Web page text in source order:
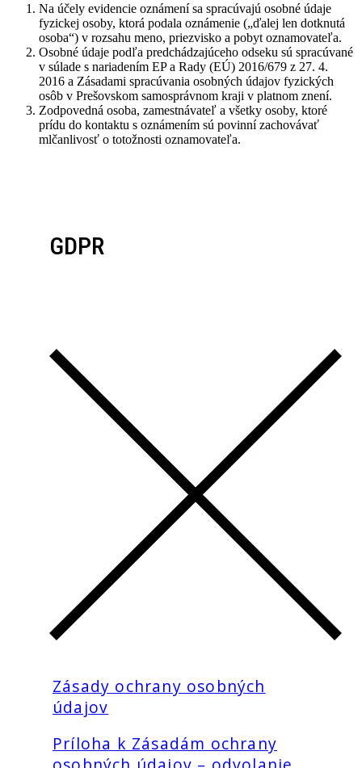
Na účely evidencie oznámení sa spracúvajú osobné údaje
fyzickej osoby, ktorá podala oznámenie („ďalej len dotknutá
osoba“) v rozsahu meno, priezvisko a pobyt oznamovateľa.
Osobné údaje podľa predchádzajúceho odseku sú spracúvané
v súlade s nariadením EP a Rady (EÚ) 2016/679 z 27. 4.
2016 a Zásadami spracúvania osobných údajov fyzických
osôb v Prešovskom samosprávnom kraji v platnom znení.
Zodpovedná osoba, zamestnávateľ a všetky osoby, ktoré
prídu do kontaktu s oznámením sú povinní zachovávať
mlčanlivosť o totožnosti oznamovateľa.
GDPR
Zásady ochrany osobných
údajov
Príloha k Zásadám ochrany